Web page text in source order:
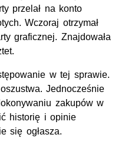
przelał na konto
Wczoraj otrzymał
graficznej. Znajdowała
w tej sprawie.
Jednocześnie
zakupów w
historię i opinie
się ogłasza.